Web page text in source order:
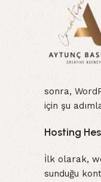
sonra,
için şu
Hosting
İlk olarak,
sunduğu